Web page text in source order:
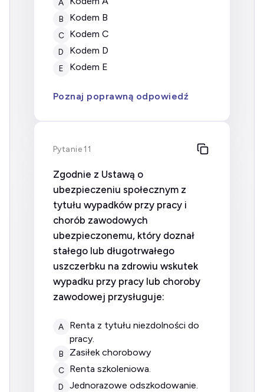
A
B kodem B
C kodem C
D kodem D
E kodem E
Poznaj poprawną odpowiedź
Pytanie 11
Zgodnie z Ustawą o
ubezpieczeniu społecznym z
tytułu wypadków przy pracy i
chorób zawodowych
ubezpieczonemu, który doznał
stałego lub długotrwałego
uszczerbku na zdrowiu wskutek
wypadku przy pracy lub choroby
zawodowej przysługuje:
A
renta z tytułu niezdolności do
pracy.
B zasiłek chorobowy
C renta szkoleniowa.
D jednorazowe odszkodowanie.